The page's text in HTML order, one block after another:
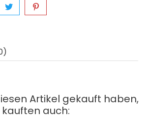
Artikel gekauft haben,
kauften auch: